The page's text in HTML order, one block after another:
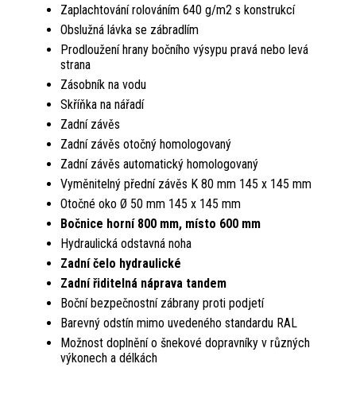
Zaplachtování rolováním 640 g/m2 s konstrukcí
Obslužná lávka se zábradlím
Prodloužení hrany bočního výsypu pravá nebo levá
strana
Zásobník na vodu
Skříňka na nářadí
Zadní závěs
Zadní závěs otočný homologovaný
Zadní závěs automatický homologovaný
Vyměnitelný přední závěs K 80 mm 145 x 145 mm
Otočné oko Ø 50 mm 145 x 145 mm
Bočnice horní 800 mm, místo 600 mm
Hydraulická odstavná noha
Zadní čelo hydraulické
Zadní řiditelná náprava tandem
Boční bezpečnostní zábrany proti podjetí
Barevný odstín mimo uvedeného standardu RAL
Možnost doplnění o šnekové dopravníky v různých
výkonech a délkách